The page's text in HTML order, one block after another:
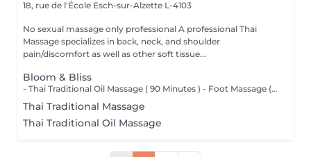
18, rue de l'École Esch-sur-Alzette L-4103
No sexual massage only professional A professional Thai
Massage specializes in back, neck, and shoulder
pain/discomfort as well as other soft tissue...
Bloom & Bliss
- Thai Traditional Oil Massage ( 90 Minutes ) - Foot Massage ( 30 Minutes )
Thai Traditional Massage
Thai Traditional Oil Massage